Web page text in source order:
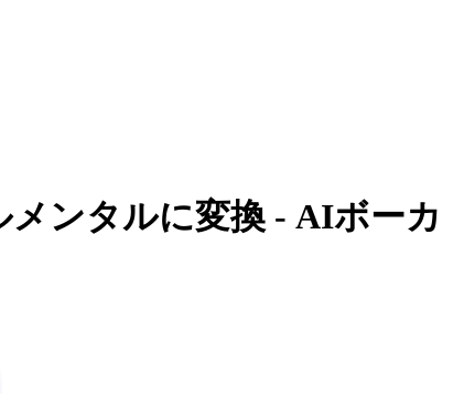
ンタルに変換 - AIボーカ